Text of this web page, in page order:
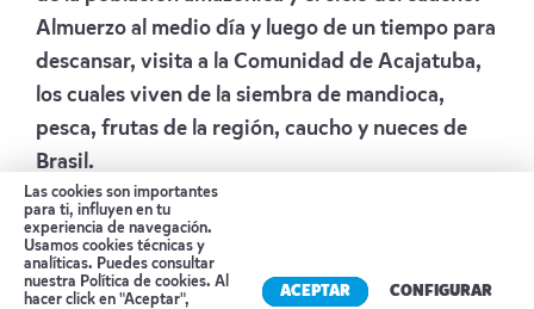
Almuerzo al medio día y luego de un tiempo para
descansar, visita a la Comunidad de Acajatuba,
los cuales viven de la siembra de mandioca,
pesca, frutas de la región, caucho y nueces de
Brasil.
Alojamiento:EVOLUÇAO ECOLODGE
Día 6 LODGE DE SELVA – RÍO DE JANEIRO
Desayuno buffet en el hotel. Traslado hacia el
Las cookies son importantes
para ti, influyen en tu
experiencia de navegación.
Usamos cookies técnicas y
analíticas. Puedes consultar
nuestra Política de cookies. Al
hacer click en "Aceptar",
ACEPTAR CONFIGURAR